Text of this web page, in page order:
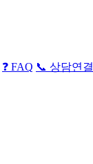
❓ FAQ 📞 상담연결